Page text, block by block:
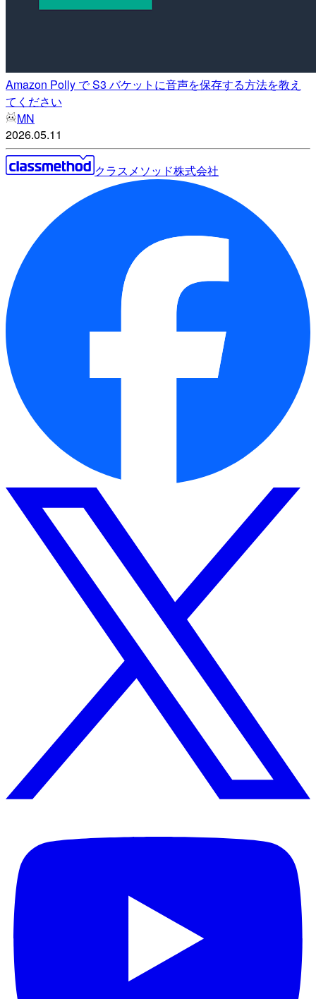
Amazon Polly で S3 バケットに音声を保存する方法を教え
てください
MN
2026.05.11
クラスメソッド株式会社